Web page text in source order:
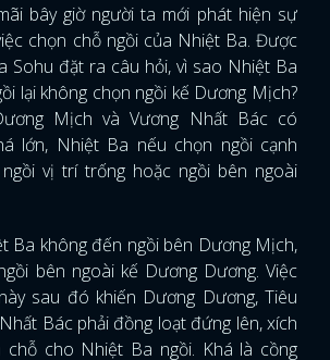
bây giờ người ta mới phát hiện sự
chọn chỗ ngồi của Nhiệt Ba. Được
Sohu đặt ra câu hỏi, vì sao Nhiệt Ba
lại không chọn ngồi kế Dương Mịch?
Mịch và Vương Nhất Bác có
lớn, Nhiệt Ba nếu chọn ngồi cạnh
vị trí trống hoặc ngồi bên ngoài
Ba không đến ngồi bên Dương Mịch,
bên ngoài kế Dương Dương. Việc
sau đó khiến Dương Dương, Tiêu
Bác phải đồng loạt đứng lên, xích
chỗ cho Nhiệt Ba ngồi. Khá là cồng